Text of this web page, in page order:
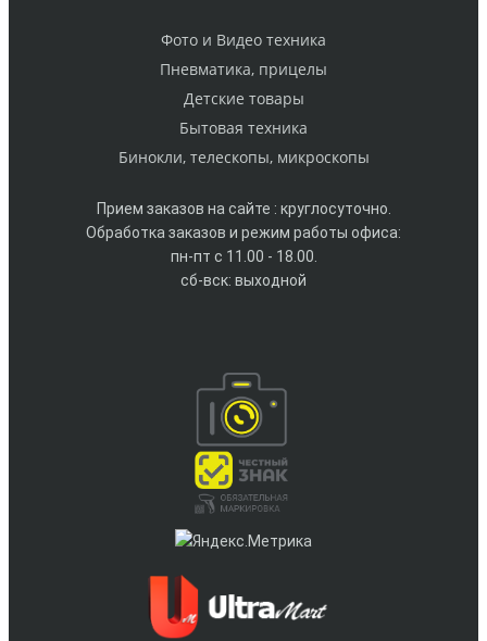
Фото и Видео техника
Пневматика, прицелы
Детские товары
Бытовая техника
Бинокли, телескопы, микроскопы
Прием заказов на сайте : круглосуточно.
Обработка заказов и режим работы офиса:
пн-пт с 11.00 - 18.00.
сб-вск: выходной